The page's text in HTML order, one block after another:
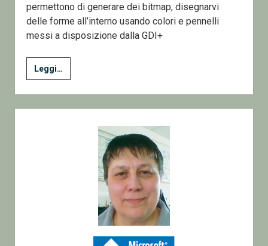
permettono di generare dei bitmap, disegnarvi
delle forme all’interno usando colori e pennelli
messi a disposizione dalla GDI+
Leggi…
GDI+,Collezioni,Classi
–
Simulare